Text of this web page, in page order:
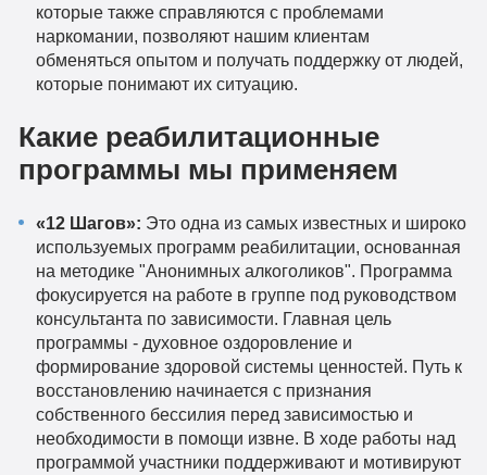
которые также справляются с проблемами
наркомании, позволяют нашим клиентам
обменяться опытом и получать поддержку от людей,
которые понимают их ситуацию.
Какие реабилитационные
программы мы применяем
«12 Шагов»: Это одна из самых известных и широко
используемых программ реабилитации, основанная
на методике "Анонимных алкоголиков". Программа
фокусируется на работе в группе под руководством
консультанта по зависимости. Главная цель
программы - духовное оздоровление и
формирование здоровой системы ценностей. Путь к
восстановлению начинается с признания
собственного бессилия перед зависимостью и
необходимости в помощи извне. В ходе работы над
программой участники поддерживают и мотивируют